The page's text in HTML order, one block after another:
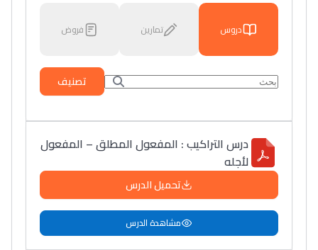
دروس تمارين فروض
تصنيف
درس التراكيب : المفعول المطلق – المفعول
لأجله
تحميل الدرس
مشاهدة الدرس